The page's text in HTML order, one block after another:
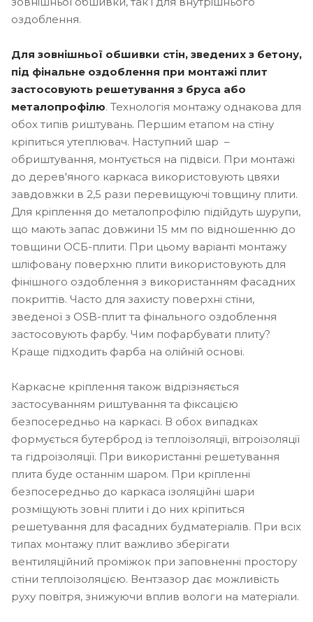
оздоблення.
Для зовнішньої обшивки стін, зведених з бетону,
під фінальне оздоблення при монтажі плит
застосовують решетування з бруса або
металопрофілю. Технологія монтажу однакова для
обох типів риштувань. Першим етапом на стіну
кріпиться утеплювач. Наступний шар –
обриштування, монтується на підвіси. При монтажі
до дерев'яного каркаса використовують цвяхи
завдовжки в 2,5 рази перевищуючі товщину плити.
Для кріплення до металопрофілю підійдуть шурупи,
що мають запас довжини 15 мм по відношенню до
товщини ОСБ-плити. При цьому варіанті монтажу
шліфовану поверхню плити використовують для
фінішного оздоблення з використанням фасадних
покриттів. Часто для захисту поверхні стіни,
зведеної з OSB-плит та фінального оздоблення
застосовують фарбу. Чим пофарбувати плиту?
Краще підходить фарба на олійній основі.
Каркасне кріплення також відрізняється
застосуванням риштування та фіксацією
безпосередньо на каркасі. В обох випадках
формується бутерброд із теплоізоляції, вітроізоляції
та гідроізоляції. При використанні решетування
плита буде останнім шаром. При кріпленні
безпосередньо до каркаса ізоляційні шари
розміщують зовні плити і до них кріпиться
решетування для фасадних будматеріалів. При всіх
типах монтажу плит важливо зберігати
вентиляційний проміжок при заповненні простору
стіни теплоізоляцією. Вентзазор дає можливість
руху повітря, знижуючи вплив вологи на матеріали.